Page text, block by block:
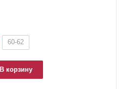
60-62
В корзину